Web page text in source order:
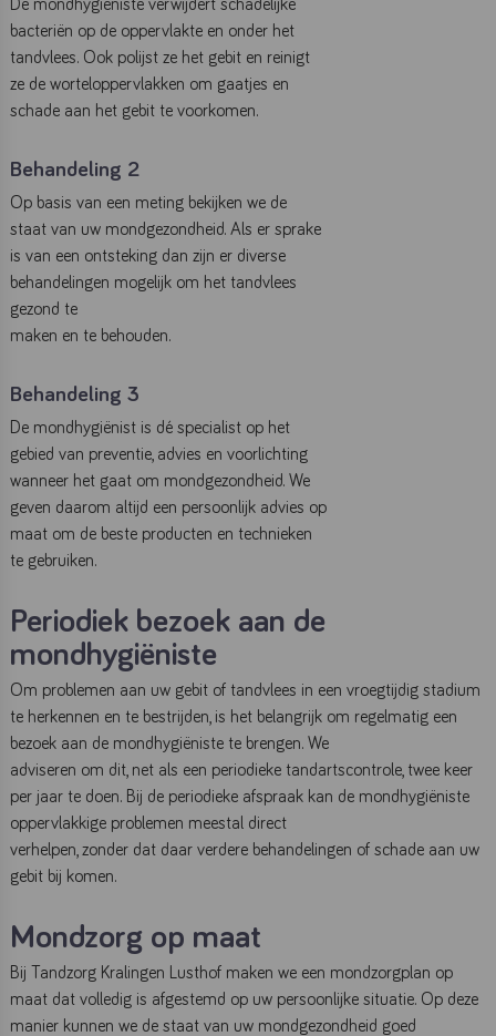
De mondhygiëniste verwijdert schadelijke
bacteriën op de oppervlakte en onder het
tandvlees. Ook polijst ze het gebit en reinigt
ze de worteloppervlakken om gaatjes en
schade aan het gebit te voorkomen.
Behandeling 2
Op basis van een meting bekijken we de
staat van uw mondgezondheid. Als er sprake
is van een ontsteking dan zijn er diverse
behandelingen mogelijk om het tandvlees
gezond te
maken en te behouden.
Behandeling 3
De mondhygiënist is dé specialist op het
gebied van preventie, advies en voorlichting
wanneer het gaat om mondgezondheid. We
geven daarom altijd een persoonlijk advies op
maat om de beste producten en technieken
te gebruiken.
Periodiek bezoek aan de
mondhygiëniste
Om problemen aan uw gebit of tandvlees in een vroegtijdig stadium
te herkennen en te bestrijden, is het belangrijk om regelmatig een
bezoek aan de mondhygiëniste te brengen. We
adviseren om dit, net als een periodieke tandartscontrole, twee keer
per jaar te doen. Bij de periodieke afspraak kan de mondhygiëniste
oppervlakkige problemen meestal direct
verhelpen, zonder dat daar verdere behandelingen of schade aan uw
gebit bij komen.
Mondzorg op maat
Bij Tandzorg Kralingen Lusthof maken we een mondzorgplan op
maat dat volledig is afgestemd op uw persoonlijke situatie. Op deze
manier kunnen we de staat van uw mondgezondheid goed